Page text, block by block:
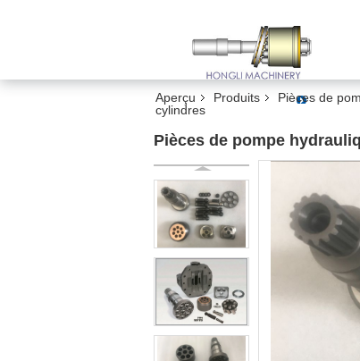
Aperçu Produits Pièces de
cylindres
Pièces de pompe